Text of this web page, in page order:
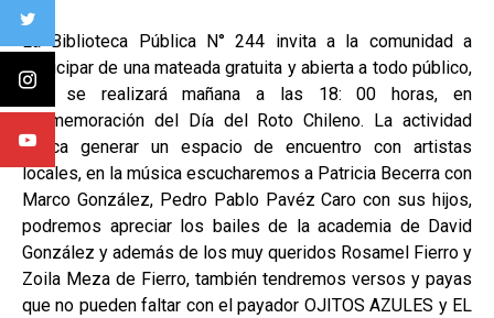
La Biblioteca Pública N° 244 invita a la comunidad a
participar de una mateada gratuita y abierta a todo público,
que se realizará mañana a las 18: 00 horas, en
conmemoración del Día del Roto Chileno. La actividad
busca generar un espacio de encuentro con artistas
locales, en la música escucharemos a Patricia Becerra con
Marco González, Pedro Pablo Pavéz Caro con sus hijos,
podremos apreciar los bailes de la academia de David
González y además de los muy queridos Rosamel Fierro y
Zoila Meza de Fierro, también tendremos versos y payas
que no pueden faltar con el payador OJITOS AZULES y EL